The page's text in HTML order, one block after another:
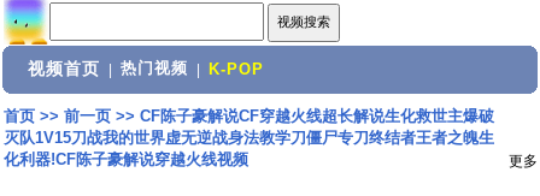
视频首页 热门视频 K-POP
首页>> 前一页>> CF陈子豪解说CF穿越火线超长解说生化救世主爆破
灭队1V15刀战我的世界虚无逆战身法教学刀僵尸专刀终结者王者之魄生
化利器!CF陈子豪解说穿越火线视频
更多